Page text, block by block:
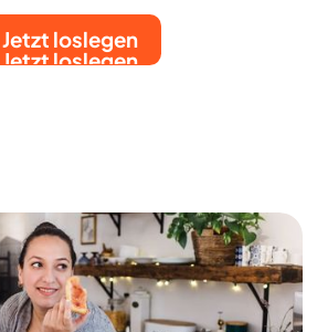
Jetzt loslegen
Jetzt loslegen